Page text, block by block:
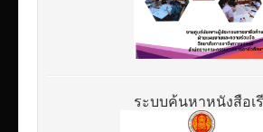
ระบบค้นหาหนังสือเ